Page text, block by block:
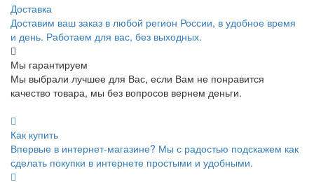
Доставка
Доставим ваш заказ в любой регион России, в удобное время
и день. Работаем для вас, без выходных.
Мы гарантируем
Мы выбрали лучшее для Вас, если Вам не понравится
качество товара, мы без вопросов вернем деньги.
Как купить
Впервые в интернет-магазине? Мы с радостью подскажем как
сделать покупки в интернете простыми и удобными.